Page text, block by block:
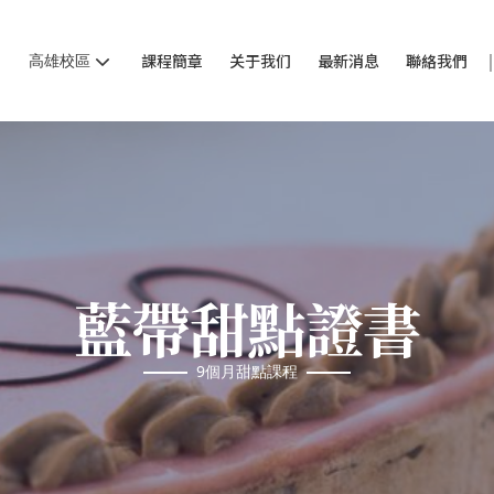
高雄校區 課程簡章 关于我们 最新消息 聯絡我們
藍帶甜點證書
9個月甜點課程